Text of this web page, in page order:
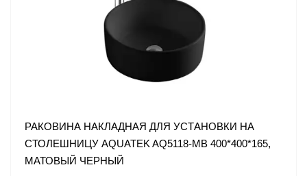
РАКОВИНА НАКЛАДНАЯ ДЛЯ УСТАНОВКИ НА
СТОЛЕШНИЦУ AQUATEK AQ5118-MB 400*400*165,
МАТОВЫЙ ЧЕРНЫЙ